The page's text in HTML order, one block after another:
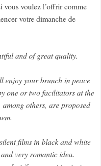
vous voulez l’offrir comme
votre dimanche de
and of great quality.
enjoy your brunch in peace
one or two facilitators at the
others, are proposed
films in black and white
very romantic idea.